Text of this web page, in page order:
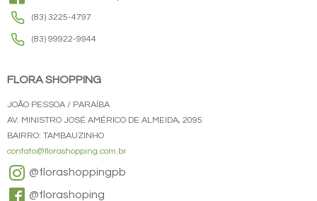
(83) 3225-4797
(83) 99922-9944
FLORA SHOPPING
JOÃO PESSOA / PARAÍBA
AV. MINISTRO JOSÉ AMÉRICO DE ALMEIDA, 2095
BAIRRO: TAMBAUZINHO
contato@florashopping.com.br
@florashoppingpb
@florashoping